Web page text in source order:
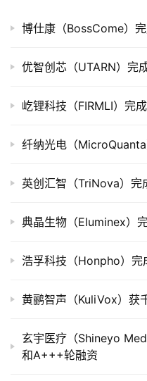
组
公
上
投
数
业
院
博仕康（BossCome）
优智创芯（UTARN）完
屹锂科技（FIRMLI）完
纤纳光电（
英创汇智（TriNova）完
典晶生物（Eluminex）
浩孚科技（Honpho）完
黄鹂智声（KuliVox）获
玄宇医疗（Shineyo
和A+++轮融资